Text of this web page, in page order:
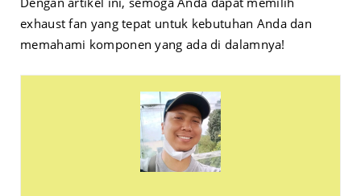
exhaust fan yang tepat untuk kebutuhan Anda dan
memahami komponen yang ada di dalamnya!